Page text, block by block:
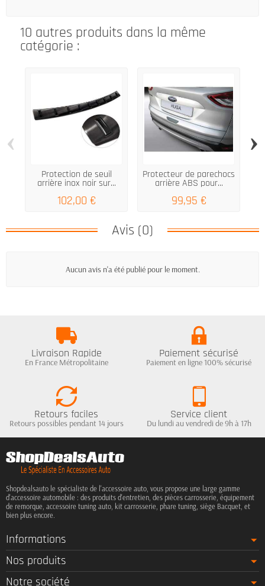
10 autres produits dans la même
catégorie :
Protection de seuil
arrière inox noir sur...
102,00 €
Protecteur de parechocs
arrière ABS pour...
99,95 €
‹ ›
Avis (0)
Aucun avis n'a été publié pour le moment.
Livraison Rapide
En France Métropolitaine
Paiement sécurisé
Paiement en ligne 100% sécurisé
Retours faciles
Retours possibles pendant 14 jours
Service client
Du lundi au vendredi de 9h à 17h
Shopdealsauto le spécialiste de l'accessoire auto, vous propose une large gamme
d'accessoire automobile : des produits d'entretien, des pièces carrosserie, équipement
de remorque, accessoire tuning auto, kit carrosserie, phare tuning, siège Bacquet, et
bien plus encore.
Informations
Nos produits
Notre société